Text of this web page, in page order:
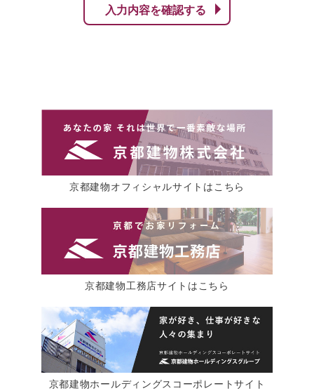
入力内容を確認する
京都建物オフィシャルサイトはこちら
京都建物工務店サイトはこちら
京都建物ホールディングスコーポレートサイト